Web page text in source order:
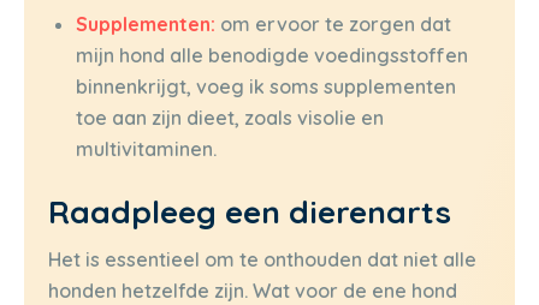
Supplementen: om ervoor te zorgen dat
mijn hond alle benodigde voedingsstoffen
binnenkrijgt, voeg ik soms supplementen
toe aan zijn dieet, zoals visolie en
multivitaminen.
Raadpleeg een dierenarts
Het is essentieel om te onthouden dat niet alle
honden hetzelfde zijn. Wat voor de ene hond